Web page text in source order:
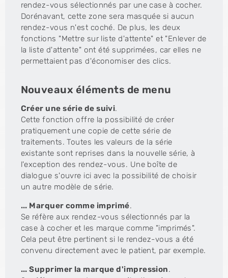
rendez-vous sélectionnés par une case à cocher.
Dorénavant, cette zone sera masquée si aucun
rendez-vous n'est coché. De plus, les deux
fonctions "Mettre sur liste d'attente" et "Enlever de
la liste d'attente" ont été supprimées, car elles ne
permettaient pas d'économiser des clics.
Nouveaux éléments de menu
Créer une série de suivi.
Cette fonction offre la possibilité de créer
pratiquement une copie de cette série de
traitements. Toutes les valeurs de la série
existante sont reprises dans la nouvelle série, à
l'exception des rendez-vous. Une boîte de
dialogue s'ouvre ici avec la possibilité de choisir
un autre modèle de série.
... Marquer comme imprimé.
Se réfère aux rendez-vous sélectionnés par la
case à cocher et les marque comme "imprimés".
Cela peut être pertinent si le rendez-vous a été
convenu directement avec le patient, par exemple.
... Supprimer la marque d'impression.